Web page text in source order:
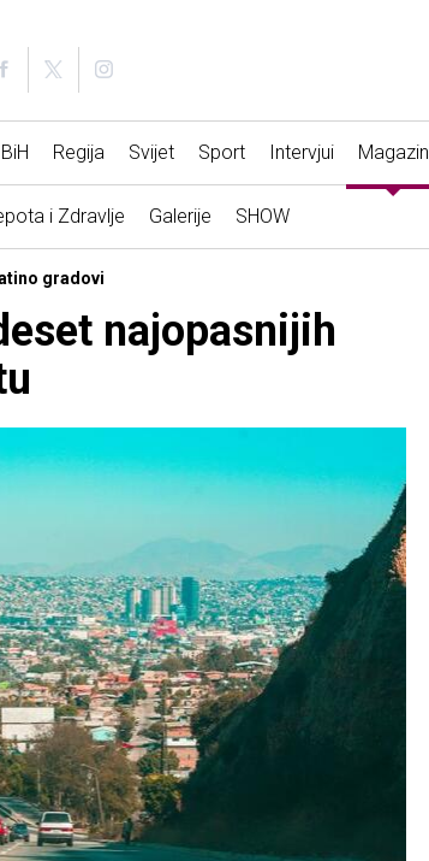
BiH Regija Svijet Sport Intervjui Magazin
i Zdravlje Galerije SHOW
gradovi
najopasnijih